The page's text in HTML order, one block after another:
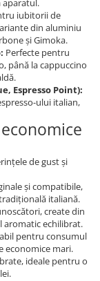
aparatul.
iubitorii de
din aluminiu
și Gimoka.
Perfecte pentru
până la cappuccino
Espresso Point):
ului italian,
de gust și
și compatibile,
italiană.
create din
aromatic echilibrat.
pentru consumul
economice mari.
ideale pentru o